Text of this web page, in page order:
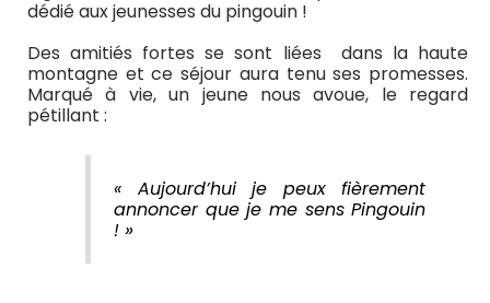
dédié aux jeunesses du pingouin !
Des amitiés fortes se sont liées dans la haute
montagne et ce séjour aura tenu ses promesses.
Marqué à vie, un jeune nous avoue, le regard
pétillant :
« Aujourd’hui je peux fièrement
annoncer que je me sens Pingouin
!»